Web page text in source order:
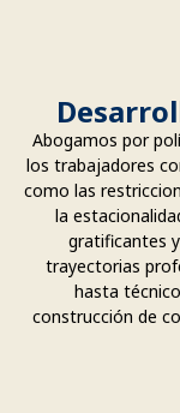
Abogamos por
los trabajadores
como las
la
gratificantes
trayectorias
hasta
construcción de